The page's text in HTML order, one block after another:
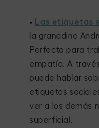
• Las etiquetas
la granadina
Perfecto para
empatía. A
puede hablar
etiquetas
ver a los demás
superficial.